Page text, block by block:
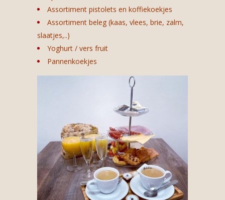
Assortiment pistolets en koffiekoekjes
Assortiment beleg (kaas, vlees, brie, zalm,
slaatjes,..)
Yoghurt / vers fruit
Pannenkoekjes